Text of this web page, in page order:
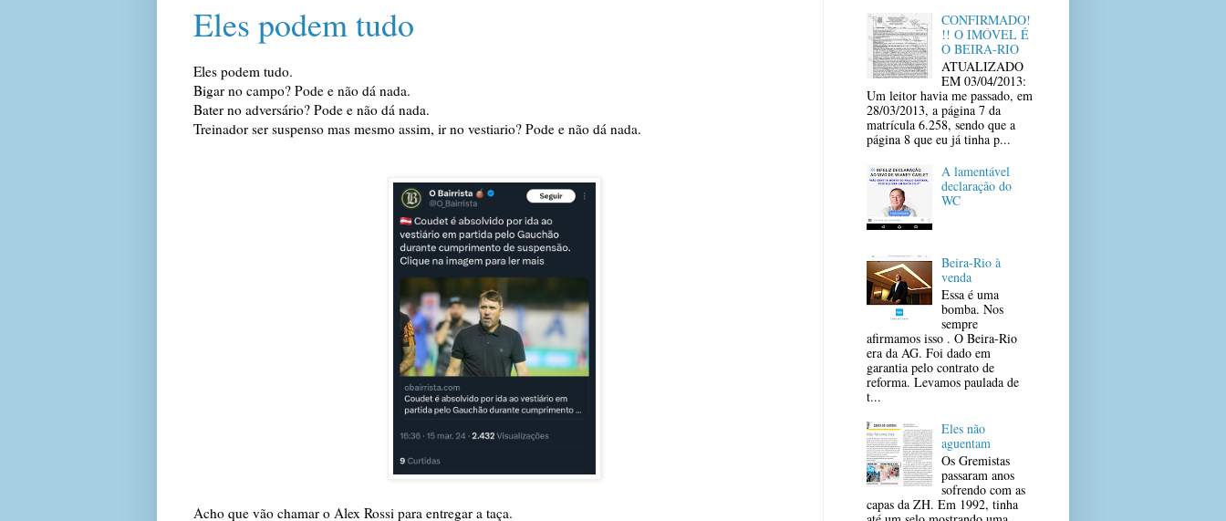
Eles podem tudo
Eles podem tudo.
Bigar no campo? Pode e não dá nada.
Bater no adversário? Pode e não dá nada.
Treinador ser suspenso mas mesmo assim, ir no vestiario? Pode e não dá nada.
Acho que vão chamar o Alex Rossi para entregar a taça.
CONFIRMADO!
!! O IMÓVEL É
O BEIRA-RIO
ATUALIZADO
EM 03/04/2013:
Um leitor havia me passado, em
28/03/2013, a página 7 da
matrícula 6.258, sendo que a
página 8 que eu já tinha p...
A lamentável
declaração do
WC
Beira-Rio à
venda
Essa é uma
bomba. Nos
sempre
afirmamos isso . O Beira-Rio
era da AG. Foi dado em
garantia pelo contrato de
reforma. Levamos paulada de
t...
Eles não
aguentam
Os Gremistas
passaram anos
sofrendo com as
capas da ZH. Em 1992, tinha